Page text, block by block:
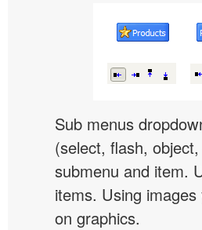
Sub menus
(select, flash,
submenu and item.
items. Using
on graphics.